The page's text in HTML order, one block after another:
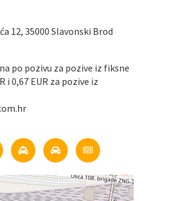
12, 35000 Slavonski Brod
po pozivu za pozive iz fiksne
i 0,67 EUR za pozive iz